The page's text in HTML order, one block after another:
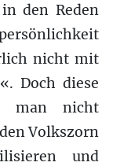
den Reden
nicht mit
Doch diese
man nicht
Volkszorn
und